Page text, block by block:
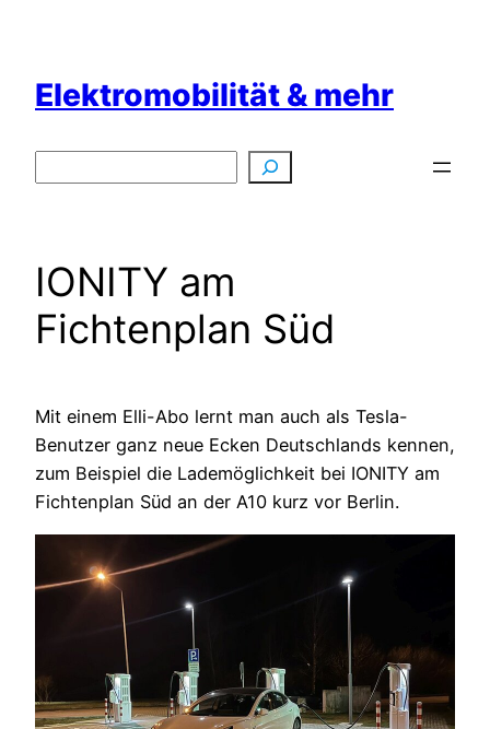
springen
Elektromobilität & mehr
IONITY am
Fichtenplan Süd
Mit einem Elli-Abo lernt man auch als Tesla-
Benutzer ganz neue Ecken Deutschlands kennen,
zum Beispiel die Lademöglichkeit bei IONITY am
Fichtenplan Süd an der A10 kurz vor Berlin.